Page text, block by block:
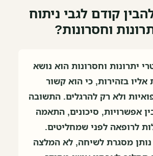
קודם לגבי ניתוח
וחסרונות?
יתרונות וחסרונות הוא נושא
בזהירות, כי הוא קשור
ולא רק להרגלים. התשובה
אפשרויות, סיכונים, התאמה
לרופאה לפני שמחליטים.
מסגרת לשיחה, לא המלצה